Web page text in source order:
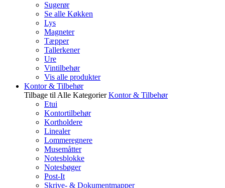
Sugerør
Se alle Køkken
Lys
Magneter
Tæpper
Tallerkener
Ure
Vintilbehør
Vis alle produkter
Kontor & Tilbehør
Tilbage til Alle Kategorier Kontor & Tilbehør
Etui
Kontortilbehør
Kortholdere
Linealer
Lommeregnere
Musemåtter
Notesblokke
Notesbøger
Post-It
Skrive- & Dokumentmapper